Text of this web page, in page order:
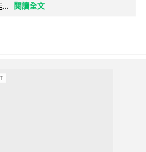
...
閱讀全文